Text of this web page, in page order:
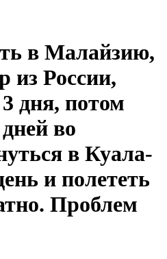
в Малайзию,
из России,
дня, потом
во
в Куала-
и полететь
Проблем